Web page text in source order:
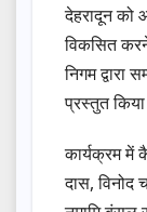
देहरादून
विकसित
निगम द्वारा
प्रस्तुत
कार्यक्रम में
दास, विनोद